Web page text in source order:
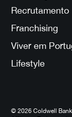
Recrutamento
Franchising
Viver em
Lifestyle
© 2026 Coldwell